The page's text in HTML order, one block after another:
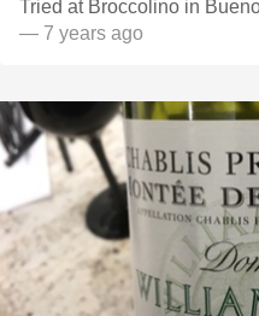
Tried at Broccolino in
— 7 years ago